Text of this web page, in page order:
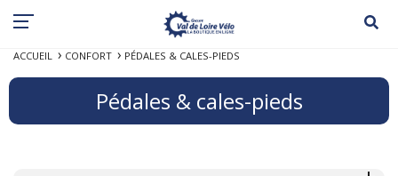
ACCUEIL CONFORT PÉDALES & CALES-PIEDS
Pédales & cales-pieds